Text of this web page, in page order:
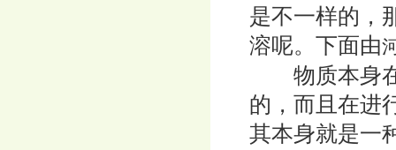
是不一样的，
溶呢。下面由
物质本身在
的，而且在进
其本身就是一